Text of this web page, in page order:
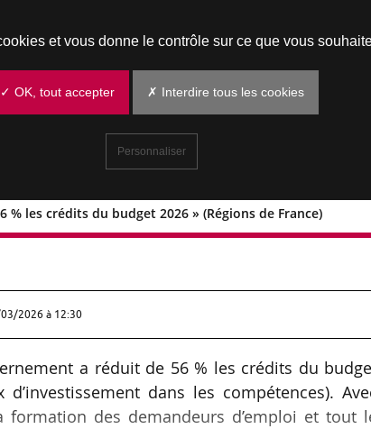
% les crédits du budget 2026 » (Régions de France)
de 56 % les crédits du budget
2026 à 12:30
a réduit de 56 % les crédits du
dans les compétences).
formation des demandeurs d’emploi et tout
et vous donne le contrôle sur ce que vous
✓ OK, tout accepter ✗ Interdire tous les cookies
Personnaliser